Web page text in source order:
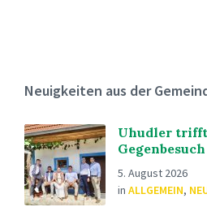
Neuigkeiten aus der
Uhudler
5. August 2026
in ALLGEMEIN,